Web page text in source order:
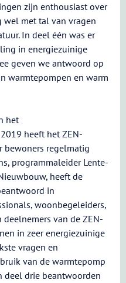
zijn enthousiast over
wel met tal van vragen
In deel één was er
in energiezuinige
geven we antwoord op
warmtepompen en warm
het
heeft het ZEN-
bewoners regelmatig
programmaleider Lente-
heeft de
in
woonbegeleiders,
van de ZEN-
in zeer energiezuinige
vragen en
van de warmtepomp
deel drie beantwoorden